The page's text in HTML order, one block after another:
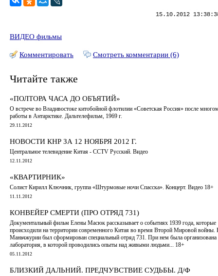
15.10.2012
ВИДЕО фильмы
Комментировать Смотреть комментарии (6)
Читайте также
«ПОЛТОРА ЧАСА ДО ОБЪЯТИЙ»
О встрече во Владивостоке китобойной флотилии «Советская Россия» после
работы в Антарктике. Дальтелефильм, 1969 г.
29.11.2012
НОВОСТИ КНР ЗА 12 НОЯБРЯ 2012 Г.
Центральное телевидение Китая - CCTV Русский. Видео
12.11.2012
«КВАРТИРНИК»
Солист Кирилл Ключник, группа «Штурмовые ночи Спасска». Концерт. Видео 18+
11.11.2012
КОНВЕЙЕР СМЕРТИ (ПРО ОТРЯД 731)
Документальный фильм Елены Масюк рассказывает о событиях 1939 года, которые
происходили на территории современного Китая во время Второй Мировой войны.
Маньчжурии был сформирован специальный отряд 731. При нем была организована
лаборатория, в которой проводились опыты над живыми людьми... 18+
05.11.2012
БЛИЗКИЙ ДАЛЬНИЙ. ПРЕДЧУВСТВИЕ СУДЬБЫ. Д/Ф